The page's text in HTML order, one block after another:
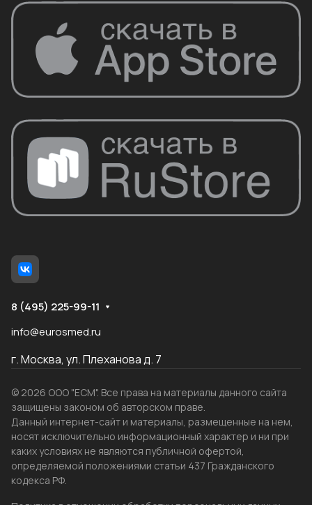
8 (495) 225-99-11
info@eurosmed.ru
г. Москва, ул. Плеханова д. 7
© 2026 ООО "ЕСМ". Все права на материалы данного сайта
защищены законом об авторском праве.
Данный интернет-сайт и материалы, размещенные на нем,
носят исключительно информационный характер и ни при
каких условиях не являются публичной офертой,
определяемой положениями статьи 437 Гражданского
кодекса РФ.